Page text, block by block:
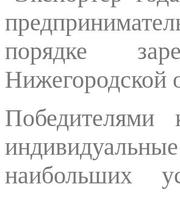
порядке
Нижегородской
Победителями
наибольших